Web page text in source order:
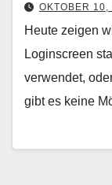
OKTOBER 10,
Heute zeigen
Loginscreen
verwendet,
gibt es keine